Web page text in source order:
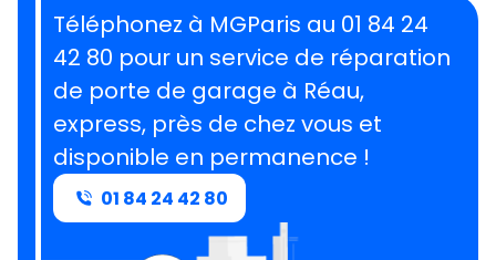
Téléphonez à MGParis au 01 84 24
42 80 pour un service de réparation
de porte de garage à Réau,
express, près de chez vous et
disponible en permanence !
01 84 24 42 80